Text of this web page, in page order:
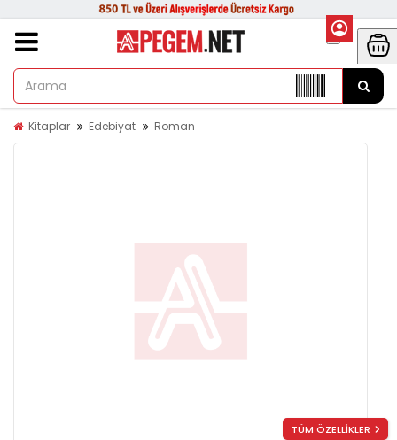
Kitaplar Edebiyat Roman
TÜM ÖZELLİKLER